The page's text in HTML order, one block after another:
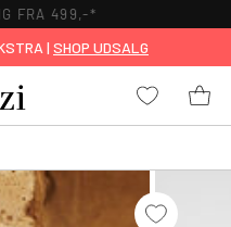
FRA 499,-*
| SHOP UDSALG